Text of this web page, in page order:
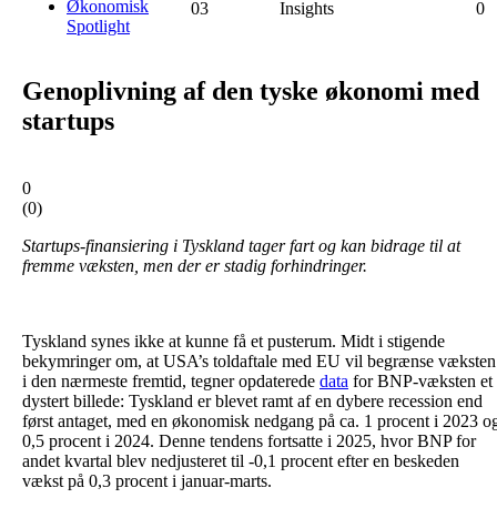
Økonomisk
Spotlight
03
Insights
0
Genoplivning af den tyske økonomi med
startups
0
(0)
Startups-finansiering i Tyskland tager fart og kan bidrage til at
fremme væksten, men der er stadig forhindringer.
Tyskland synes ikke at kunne få et pusterum. Midt i stigende
bekymringer om, at USA’s toldaftale med EU vil begrænse væksten
i den nærmeste fremtid, tegner opdaterede data for BNP-væksten et
dystert billede: Tyskland er blevet ramt af en dybere recession end
først antaget, med en økonomisk nedgang på ca. 1 procent i 2023
0,5 procent i 2024. Denne tendens fortsatte i 2025, hvor BNP for
andet kvartal blev nedjusteret til -0,1 procent efter en beskeden
vækst på 0,3 procent i januar-marts.